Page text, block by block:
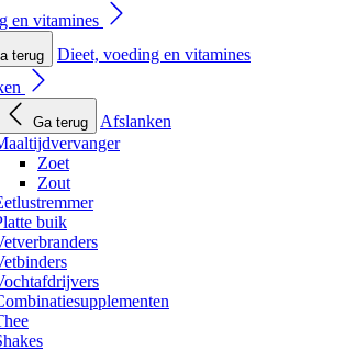
en vitamines
terug
Dieet, voeding en vitamines
Ga terug
Afslanken
Zoet
Zout
buik